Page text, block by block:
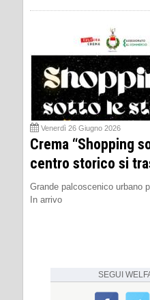
Venerdì 26 Giugno 2026
Crema “Shopping
centro storico si
Grande palcoscenico urbano
In arrivo
SEGUI